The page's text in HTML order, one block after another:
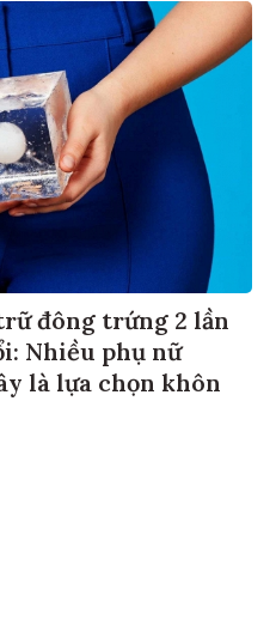
đông trứng 2 lần
Nhiều phụ nữ
là lựa chọn khôn